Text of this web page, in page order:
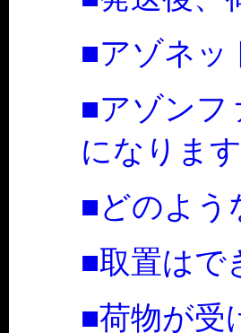
■アゾネッ
■アゾンフ
になりま
■どのよう
■取置はで
■荷物が受